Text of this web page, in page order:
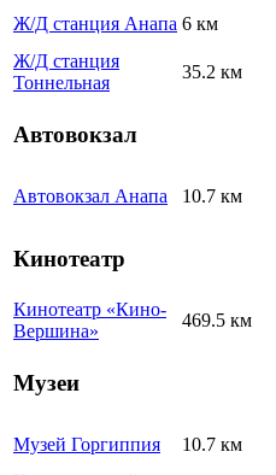
Ж/Д станция Анапа 6 км
Ж/Д станция
Тоннельная
35.2 км
Автовокзал
Автовокзал Анапа 10.7 км
Кинотеатр
Кинотеатр «Кино-
Вершина»
469.5 км
Музеи
Музей Горгиппия 10.7 км